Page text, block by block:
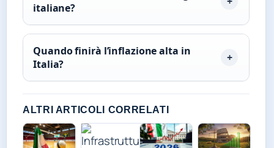
italiane?
Quando finirà l’inflazione alta in
Italia?
ALTRI ARTICOLI CORRELATI